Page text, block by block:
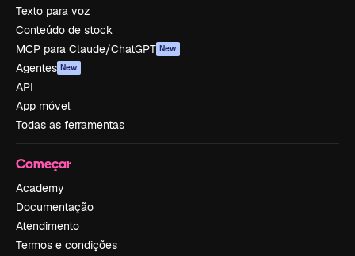
Texto para voz
Conteúdo de stock
MCP para Claude/ChatGPT New
Agentes New
API
App móvel
Todas as ferramentas
Começar
Academy
Documentação
Atendimento
Termos e condições